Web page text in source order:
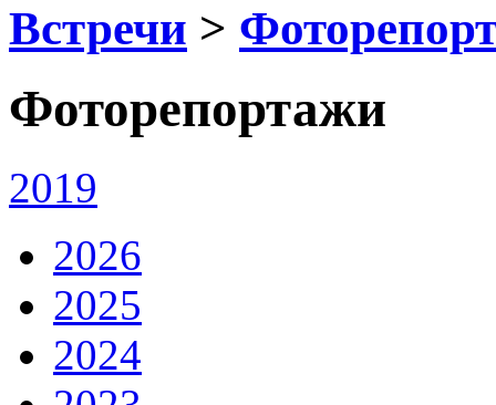
Встречи >
Фоторепортажи
2019
2026
2025
2024